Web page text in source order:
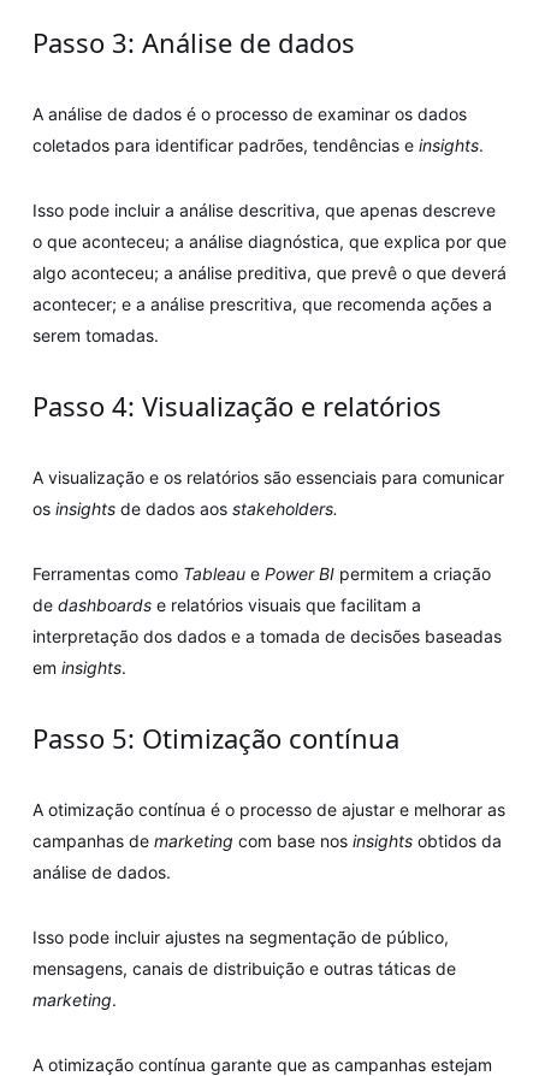
Passo 3: Análise de dados
A análise de dados é o processo de examinar os dados
coletados para identificar padrões, tendências e insights.
Isso pode incluir a análise descritiva, que apenas descreve
o que aconteceu; a análise diagnóstica, que explica por que
algo aconteceu; a análise preditiva, que prevê o que deverá
acontecer; e a análise prescritiva, que recomenda ações a
serem tomadas.
Passo 4: Visualização e relatórios
A visualização e os relatórios são essenciais para comunicar
os insightsde dados aos stakeholders.
Ferramentas como Tableau ePower BIpermitem a criação
de dashboards e relatórios visuais que facilitam a
interpretação dos dados e a tomada de decisões baseadas
em insights.
Passo 5: Otimização contínua
A otimização contínua é o processo de ajustar e melhorar as
campanhas de marketing com base nos insightsobtidos da
análise de dados.
Isso pode incluir ajustes na segmentação de público,
mensagens, canais de distribuição e outras táticas de
marketing.
A otimização contínua garante que as campanhas estejam